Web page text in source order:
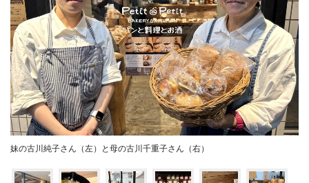
妹の古川純子さん（左）と母の古川千重子さん（右）